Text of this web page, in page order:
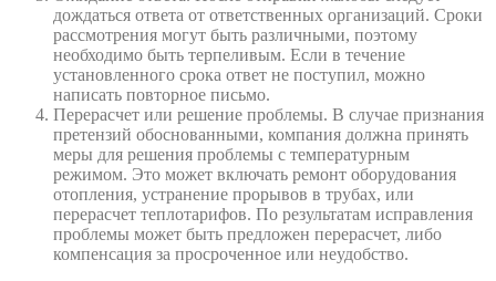
дождаться ответа от ответственных организаций. Сроки
рассмотрения могут быть различными, поэтому
необходимо быть терпеливым. Если в течение
установленного срока ответ не поступил, можно
написать повторное письмо.
Перерасчет или решение проблемы. В случае признания
претензий обоснованными, компания должна принять
меры для решения проблемы с температурным
режимом. Это может включать ремонт оборудования
отопления, устранение прорывов в трубах, или
перерасчет теплотарифов. По результатам исправления
проблемы может быть предложен перерасчет, либо
компенсация за просроченное или неудобство.